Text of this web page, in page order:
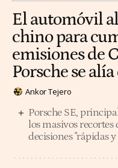
El automóvil
chino para
emisiones de
Porsche se
Ankor Tejero
Porsche SE,
los masivos
decisiones "rápidas